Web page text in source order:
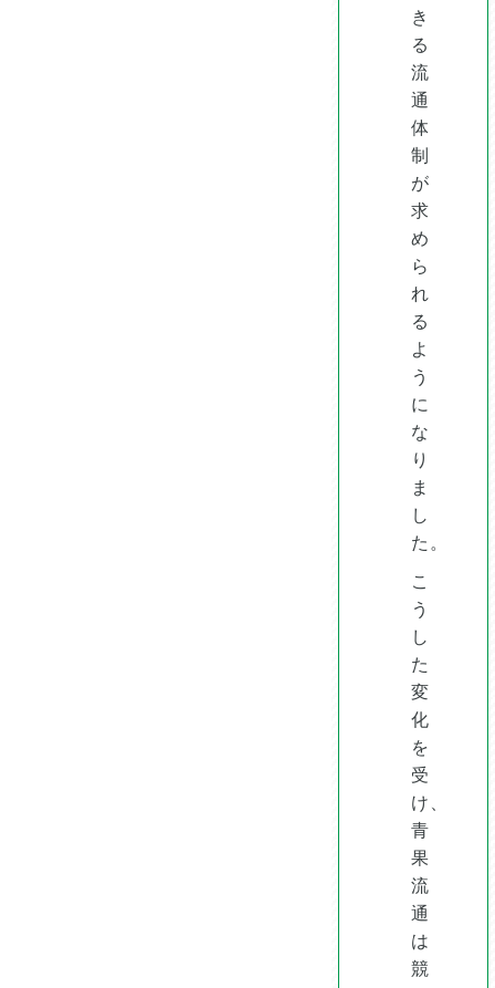
き
る
流
通
体
制
が
求
め
ら
れ
る
よ
う
に
な
り
ま
し
た。
こ
う
し
た
変
化
を
受
け、
青
果
流
通
は
競